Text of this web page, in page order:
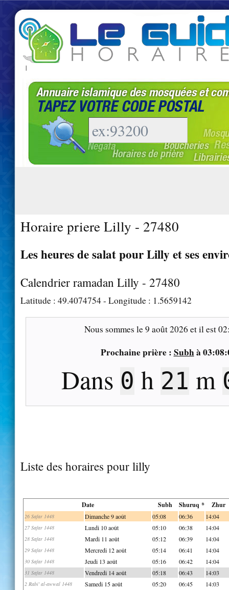
|
Horaire priere Lilly - 27480
Les heures de salat pour Lilly et ses
Calendrier ramadan Lilly - 27480
Latitude : 49.4074754- Longitude : 1.5659142
Nous sommes le9 août 2026 et il est
Prochaine prière : Subhà
Dans 0h20m
Liste des horaires pour lilly
Date Subh Shuruq * Zhur
26 Safar 1448 Dimanche 9 août 05:08 06:36 14:04
27 Safar 1448 Lundi 10 août 05:10 06:38 14:04
28 Safar 1448 Mardi 11 août 05:12 06:39 14:04
29 Safar 1448 Mercredi 12 août 05:14 06:41 14:04
30 Safar 1448 Jeudi 13 août 05:16 06:42 14:04
31 Safar 1448 Vendredi 14 août 05:18 06:43 14:03
2 Rabi' al-awwal 1448 Samedi 15 août 05:20 06:45 14:03